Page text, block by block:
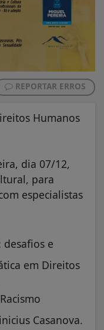
REPORTAR ERROS
Humanos
dia 07/12,
para
especialistas
desafios e
em Direitos
Casanova.